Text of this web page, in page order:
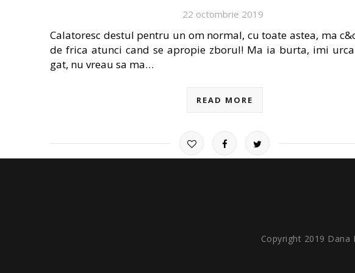
22 octombrie 2019
Calatoresc destul pentru un om normal, cu toate astea, ma
de frica atunci cand se apropie zborul! Ma ia burta, imi
gat, nu vreau sa ma…
READ MORE
Copyright 2019